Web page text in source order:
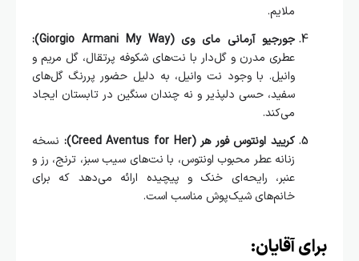
ملایم.
جورجیو آرمانی مای وی (Giorgio Armani My Way):
عطری مدرن و گل‌دار با نت‌های شکوفه پرتقال، گل مریم و
وانیل. با وجود نت وانیل، به دلیل حضور پررنگ گل‌های
سفید، حسی دلپذیر و نه چندان سنگین در تابستان ایجاد
می‌کند.
کریید اونتوس فور هر (Creed Aventus for Her):
نسخه
زنانه عطر محبوب اونتوس، با نت‌های سیب سبز، ترنج، رز و
عنبر، رایحه‌ای خنک و پیچیده ارائه می‌دهد که برای
خانم‌های شیک‌پوش مناسب است.
برای آقایان: